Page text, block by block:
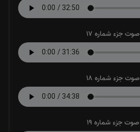
صوت جزء شماره 17
صوت جزء شماره 18
صوت جزء شماره 19